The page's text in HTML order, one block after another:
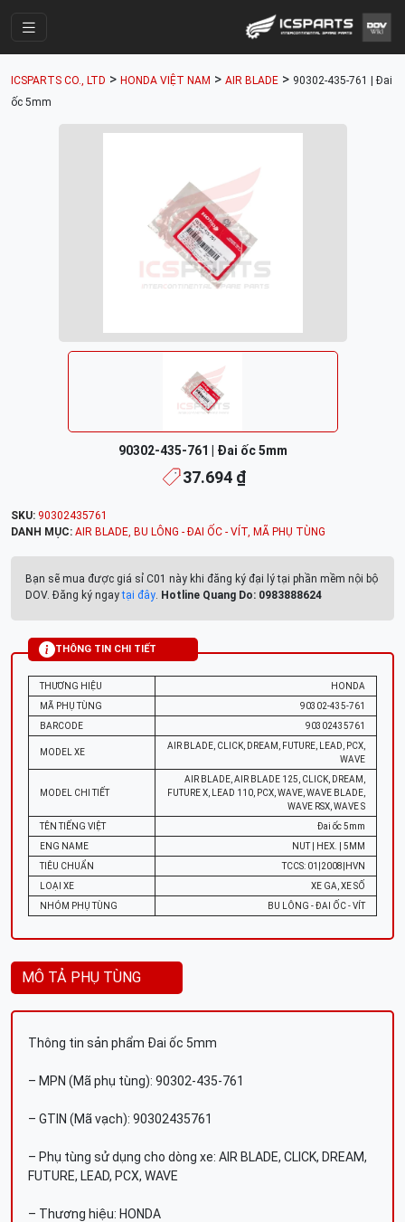
Parts Catalogue
Nhóm Phụ Tùng
Tài khoản
ICSPARTS CO., LTD > HONDA VIỆT NAM > AIR BLADE > 90302-435-761 | Đai
ốc 5mm
90302-435-761 | Đai ốc 5mm
37.694 ₫
SKU: 90302435761
DANH MỤC: AIR BLADE, BU LÔNG - ĐAI ỐC - VÍT, MÃ PHỤ TÙNG
Bạn sẽ mua được giá sỉ C01 này khi đăng ký đại lý tại phần mềm nội bộ
DOV. Đăng ký ngaytại đây. Hotline Quang Do: 0983888624
THÔNG TIN CHI TIẾT
THƯƠNG HIỆU
HONDA
MÃ PHỤ TÙNG
90302-435-761
BARCODE
90302435761
MODEL XE
AIR BLADE, CLICK, DREAM, FUTURE, LEAD, PCX,
WAVE
MODEL CHI TIẾT
AIR BLADE, AIR BLADE 125, CLICK, DREAM,
FUTURE X, LEAD 110, PCX, WAVE, WAVE BLADE,
WAVE RSX, WAVE S
TÊN TIẾNG VIỆT
Đai ốc 5mm
ENG NAME
NUT | HEX. | 5MM
TIÊU CHUẨN
TCCS: 01|2008|HVN
LOẠI XE
XE GA, XE SỐ
NHÓM PHỤ TÙNG
BU LÔNG - ĐAI ỐC - VÍT
MÔ TẢ PHỤ TÙNG
Thông tin sản phẩm Đai ốc 5mm
– MPN (Mã phụ tùng): 90302-435-761
– GTIN (Mã vạch): 90302435761
– Phụ tùng sử dụng cho dòng xe: AIR BLADE, CLICK, DREAM,
FUTURE, LEAD, PCX, WAVE
– Thương hiệu: HONDA